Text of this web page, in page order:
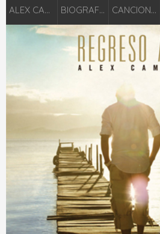
ALEX CAMPOS BIOGRAFÍA CANCIONES